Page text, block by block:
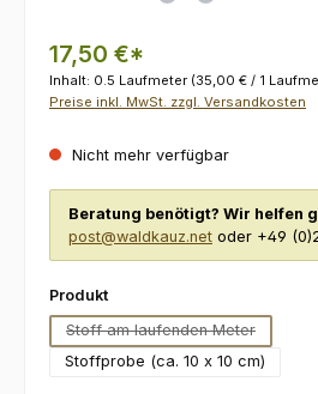
17,50 €*
Inhalt: 0.5 Laufmeter (35,00 € / 1
Preise inkl. MwSt. zzgl. Versandkosten
Nicht mehr verfügbar
Beratung benötigt? Wir helfen
post@waldkauz.net oder +49
Produktauswählen
Stoff am laufenden Meter
(Diese Option ist
Stoffprobe (ca. 10 x 10 cm)